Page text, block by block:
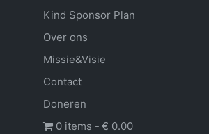
Kind Sponsor Plan
Over ons
Missie&Visie
Contact
Doneren
0 items
€ 0.00